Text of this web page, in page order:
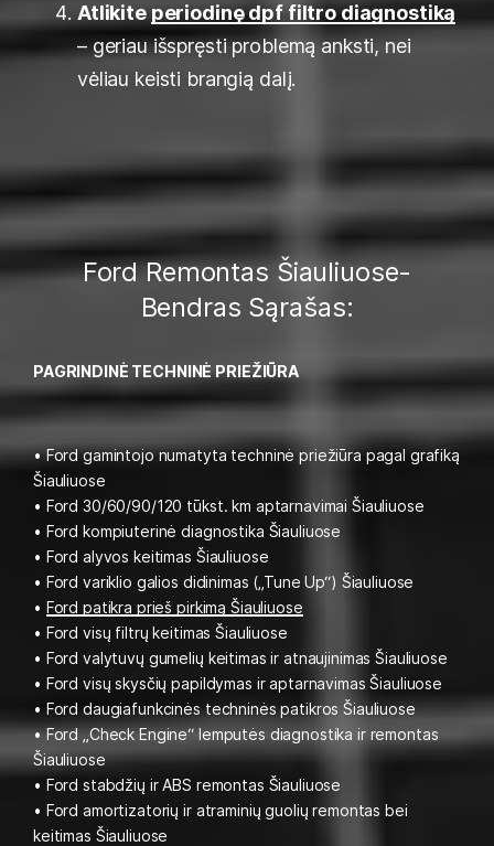
Atlikite periodinę dpf filtro diagnostiką
– geriau išspręsti problemą anksti, nei
vėliau keisti brangią dalį.
Ford Remontas Šiauliuose-
Bendras Sąrašas:
PAGRINDINĖ TECHNINĖ PRIEŽIŪRA
• Ford gamintojo numatyta techninė priežiūra pagal grafiką
Šiauliuose
• Ford 30/60/90/120 tūkst. km aptarnavimai Šiauliuose
• Ford kompiuterinė diagnostika Šiauliuose
• Ford alyvos keitimas Šiauliuose
• Ford variklio galios didinimas („Tune Up“) Šiauliuose
• Ford patikra prieš pirkimą Šiauliuose
• Ford visų filtrų keitimas Šiauliuose
• Ford valytuvų gumelių keitimas ir atnaujinimas Šiauliuose
• Ford visų skysčių papildymas ir aptarnavimas Šiauliuose
• Ford daugiafunkcinės techninės patikros Šiauliuose
• Ford „Check Engine“ lemputės diagnostika ir remontas
Šiauliuose
• Ford stabdžių ir ABS remontas Šiauliuose
• Ford amortizatorių ir atraminių guolių remontas bei
keitimas Šiauliuose